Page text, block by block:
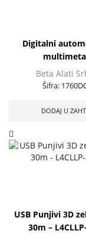
Digitalni
Beta Alati
Šifra:
DODAJ U
USB Punjivi 3D
30m –